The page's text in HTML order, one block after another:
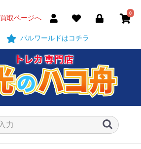
買取ページへ
パルワールドはコチラ
0